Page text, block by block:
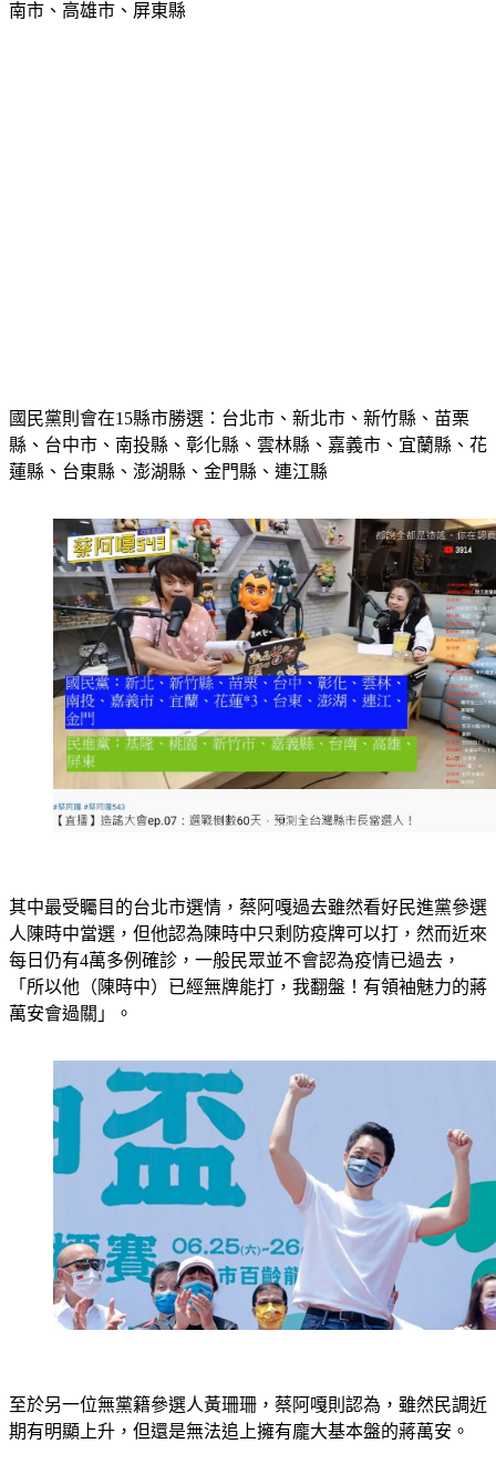
南市、高雄市、屏東縣
國民黨則會在15縣市勝選：台北市、新北市、新竹縣、苗栗
縣、台中市、南投縣、彰化縣、雲林縣、嘉義市、宜蘭縣、花
蓮縣、台東縣、澎湖縣、金門縣、連江縣
其中最受矚目的台北市選情，蔡阿嘎過去雖然看好民進黨參選
人陳時中當選，但他認為陳時中只剩防疫牌可以打，然而近來
每日仍有4萬多例確診，一般民眾並不會認為疫情已過去，
「所以他（陳時中）已經無牌能打，我翻盤！有領袖魅力的蔣
萬安會過關」。
至於另一位無黨籍參選人黃珊珊，蔡阿嘎則認為，雖然民調近
期有明顯上升，但還是無法追上擁有龐大基本盤的蔣萬安。